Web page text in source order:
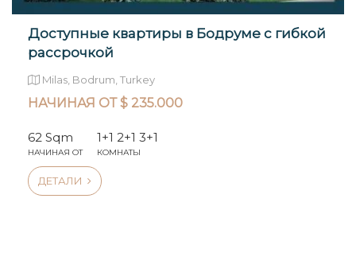
Доступные квартиры в Бодруме с гибкой
рассрочкой
Milas, Bodrum, Turkey
НАЧИНАЯ ОТ $ 235.000
62 Sqm
НАЧИНАЯ ОТ
1+1 2+1 3+1
КОМНАТЫ
ДЕТАЛИ